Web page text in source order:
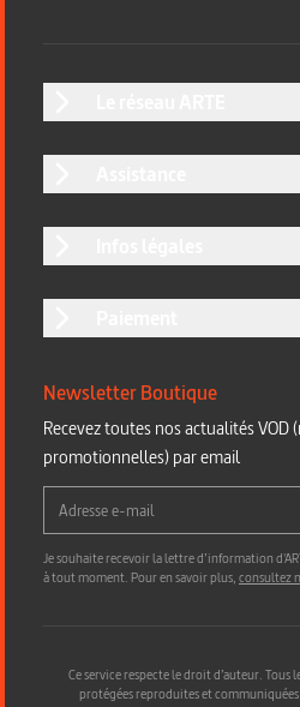
Newsletter Boutique
Recevez toutes nos actualités
promotionnelles) par email
Je souhaite recevoir la lettre d’information
à tout moment. Pour en savoir plus,consultez
Ce service respecte le droit d’auteur. Tous
protégées reproduites et communiquées